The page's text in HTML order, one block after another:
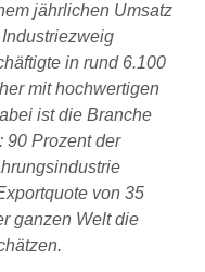
jährlichen Umsatz
in rund 6.100
mit hochwertigen
ist die Branche
90 Prozent der
von 35
ganzen Welt die